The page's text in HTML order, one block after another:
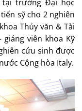
tại trường Đại học
sỹ cho 2 nghiên
Thủy văn & Tài
giảng viên khoa Kỹ
cứu sinh được
Cộng hòa Italy.